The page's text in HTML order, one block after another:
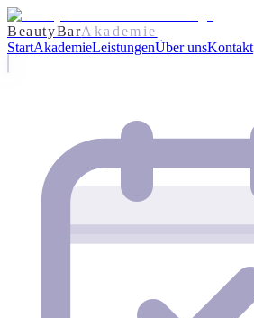
BeautyBarAkademie
StartAkademieLeistungenÜber unsKontakt